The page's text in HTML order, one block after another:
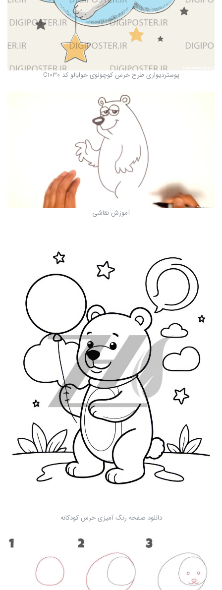
پوستردیواری طرح خرس کوچولوی خوابالو کد C1030
آموزش نقاشی
دانلود صفحه رنگ آمیزی خرس کودکانه